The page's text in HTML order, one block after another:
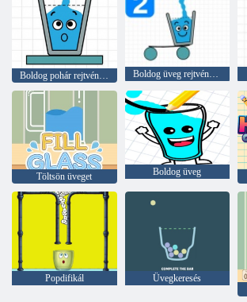
Boldog pohár rejtvények Boldog üveg rejtvények 2
Töltsön üveget Boldog üveg
Popdifikál
Üvegkeresés